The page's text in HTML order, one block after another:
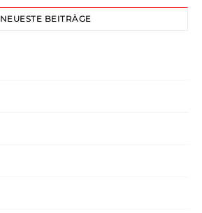
NEUESTE BEITRÄGE